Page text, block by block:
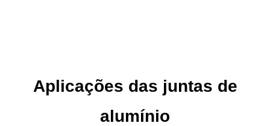
Aplicações das juntas de
alumínio